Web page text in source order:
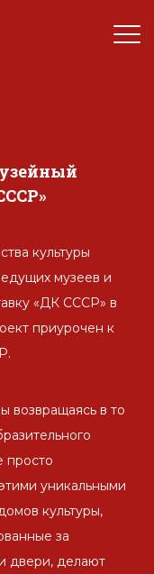
культуры
музеев и
«ДК СССР» в
приурочен к
возвращаясь в то
просто
уникальными
культуры,
за
двери, делают